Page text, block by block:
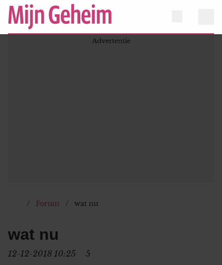
Forum wat nu
wat nu
12-12-2018 10:25 5